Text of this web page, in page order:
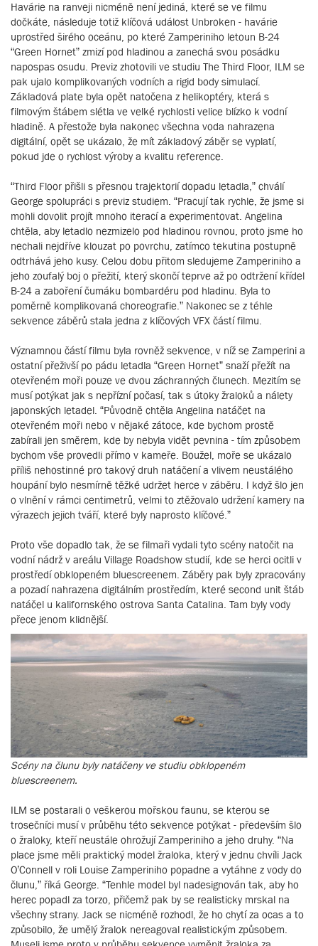
Havárie na ranveji nicméně není jediná, které se ve filmu
dočkáte, následuje totiž klíčová událost Unbroken - havárie
uprostřed širého oceánu, po které Zamperiniho letoun B-24
“Green Hornet” zmizí pod hladinou a zanechá svou posádku
napospas osudu. Previz zhotovili ve studiu The Third Floor, ILM se
pak ujalo komplikovaných vodních a rigid body simulací.
Základová plate byla opět natočena z helikoptéry, která s
filmovým štábem slétla ve velké rychlosti velice blízko k vodní
hladině. A přestože byla nakonec všechna voda nahrazena
digitální, opět se ukázalo, že mít základový záběr se vyplatí,
pokud jde o rychlost výroby a kvalitu reference.
“Third Floor přišli s přesnou trajektorií dopadu letadla,” chválí
George spolupráci s previz studiem. “Pracují tak rychle, že jsme si
mohli dovolit projít mnoho iterací a experimentovat. Angelina
chtěla, aby letadlo nezmizelo pod hladinou rovnou, proto jsme ho
nechali nejdříve klouzat po povrchu, zatímco tekutina postupně
odtrhává jeho kusy. Celou dobu přitom sledujeme Zamperiniho a
jeho zoufalý boj o přežití, který skončí teprve až po odtržení křídel
B-24 a zaboření čumáku bombardéru pod hladinu. Byla to
poměrně komplikovaná choreografie.” Nakonec se z téhle
sekvence záběrů stala jedna z klíčových VFX částí filmu.
Významnou částí filmu byla rovněž sekvence, v níž se Zamperini a
ostatní přeživší po pádu letadla “Green Hornet” snaží přežít na
otevřeném moři pouze ve dvou záchranných člunech. Mezitím se
musí potýkat jak s nepřízní počasí, tak s útoky žraloků a nálety
japonských letadel. “Původně chtěla Angelina natáčet na
otevřeném moři nebo v nějaké zátoce, kde bychom prostě
zabírali jen směrem, kde by nebyla vidět pevnina - tím způsobem
bychom vše provedli přímo v kameře. Boužel, moře se ukázalo
příliš nehostinné pro takový druh natáčení a vlivem neustálého
houpání bylo nesmírně těžké udržet herce v záběru. I když šlo jen
o vlnění v rámci centimetrů, velmi to ztěžovalo udržení kamery na
výrazech jejich tváří, které byly naprosto klíčové.”
Proto vše dopadlo tak, že se filmaři vydali tyto scény natočit na
vodní nádrž v areálu Village Roadshow studií, kde se herci ocitli v
prostředí obklopeném bluescreenem. Záběry pak byly zpracovány
a pozadí nahrazena digitálním prostředím, které second unit štáb
natáčel u kalifornského ostrova Santa Catalina. Tam byly vody
přece jenom klidnější.
Scény na člunu byly natáčeny ve studiu obklopeném
bluescreenem.
ILM se postarali o veškerou mořskou faunu, se kterou se
trosečníci musí v průběhu této sekvence potýkat - především šlo
o žraloky, kteří neustále ohrožují Zamperiniho a jeho druhy. “Na
place jsme měli praktický model žraloka, který v jednu chvíli Jack
O’Connell v roli Louise Zamperiniho popadne a vytáhne z vody do
člunu,” říká George. “Tenhle model byl nadesignován tak, aby ho
herec popadl za torzo, přičemž pak by se realisticky mrskal na
všechny strany. Jack se nicméně rozhodl, že ho chytí za ocas a to
způsobilo, že umělý žralok nereagoval realistickým způsobem.